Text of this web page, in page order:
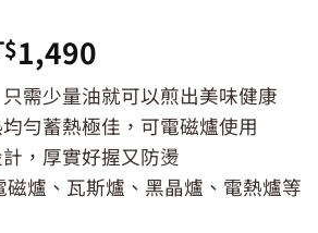
。
1,490目
前
價
格：
NT$1,490。
需少量油就可以煎出美味健康
勻蓄熱極佳，可電磁爐使用
，厚實好握又防燙
爐、瓦斯爐、黑晶爐、電熱爐等